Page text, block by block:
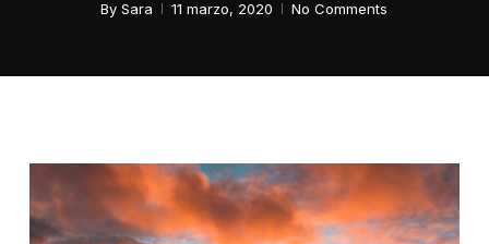
By Sara 11 marzo, 2020 No Comments